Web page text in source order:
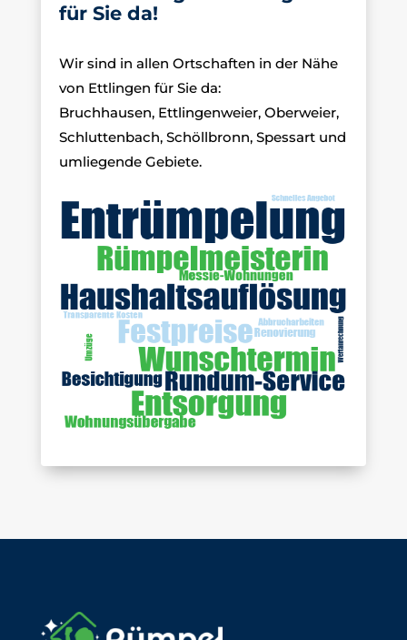
für Sie da!
Wir sind in allen Ortschaften in der Nähe
von Ettlingen für Sie da:
Bruchhausen, Ettlingenweier, Oberweier,
Schluttenbach, Schöllbronn, Spessart und
umliegende Gebiete.